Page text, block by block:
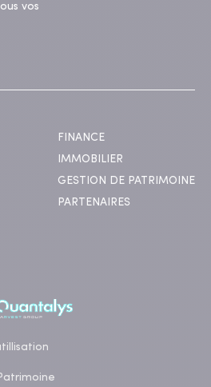
vos
FINANCE
IMMOBILIER
GESTION DE PATRIMOINE
PARTENAIRES